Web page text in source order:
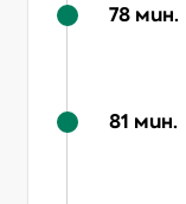
78 мин.
81 мин.